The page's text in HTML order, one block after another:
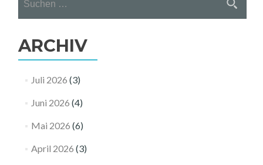
nach:
ARCHIV
Juli 2026 (3)
Juni 2026 (4)
Mai 2026 (6)
April 2026 (3)